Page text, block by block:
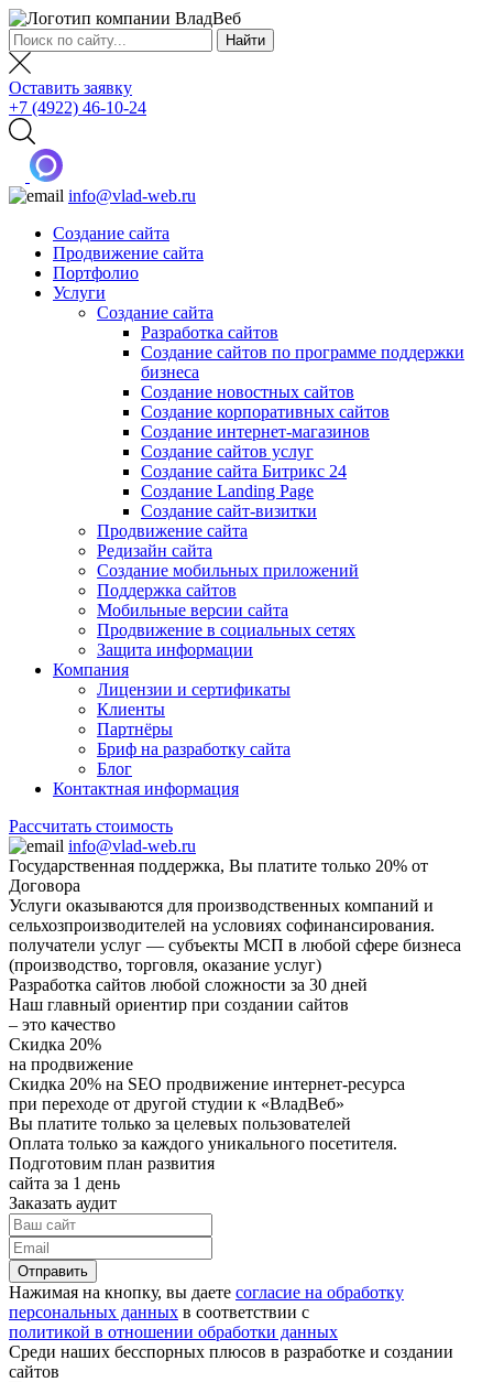
Оставить заявку
+7 (4922) 46-10-24
info@vlad-web.ru
Создание сайта
Продвижение сайта
Портфолио
Услуги
Создание сайта
Разработка сайтов
Создание сайтов по программе поддержки
бизнеса
Создание новостных сайтов
Создание корпоративных сайтов
Создание интернет-магазинов
Создание сайтов услуг
Создание сайта Битрикс 24
Создание Landing Page
Создание сайт-визитки
Продвижение сайта
Редизайн сайта
Создание мобильных приложений
Поддержка сайтов
Мобильные версии сайта
Продвижение в социальных сетях
Защита информации
Компания
Лицензии и сертификаты
Клиенты
Партнёры
Бриф на разработку сайта
Блог
Контактная информация
Рассчитать стоимость
info@vlad-web.ru
Государственная поддержка, Вы платите только 20% от
Договора
Услуги оказываются для производственных компаний и
сельхозпроизводителей на условиях софинансирования.
получатели услуг — субъекты МСП в любой сфере бизнеса
(производство, торговля, оказание услуг)
Разработка сайтов любой сложности за 30 дней
Наш главный ориентир при создании сайтов
– это качество
Скидка 20%
на продвижение
Скидка 20% на SEO продвижение интернет-ресурса
при переходе от другой студии к «ВладВеб»
Вы платите только за целевых пользователей
Оплата только за каждого уникального посетителя.
Подготовим план развития
сайта за 1 день
Заказать аудит
Нажимая на кнопку, вы даете согласие на обработку
персональных данных в соответствии с
политикой в отношении обработки данных
Среди наших бесспорных плюсов в разработке и создании
сайтов